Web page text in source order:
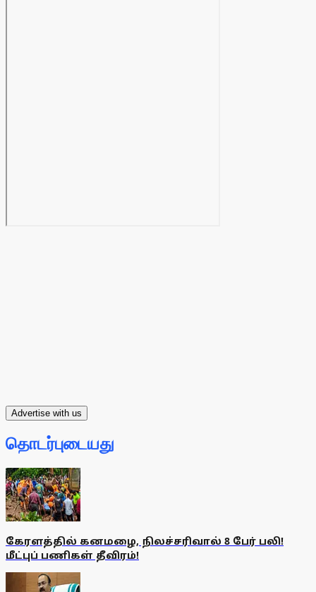
Advertise with us
தொடர்புடையது
கேரளத்தில் கனமழை, நிலச்சரிவால் 8 பேர் பலி!
மீட்புப் பணிகள் தீவிரம்!